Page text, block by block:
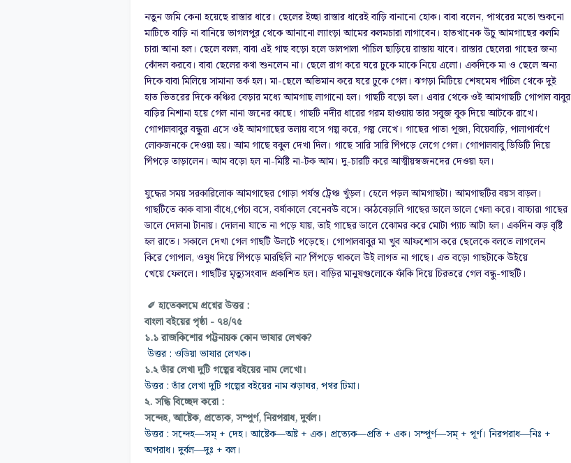
নতুন জমি কেনা হয়েছে রাস্তার ধারে। ছেলের ইচ্ছা রাস্তার ধারেই বাড়ি বানানো হোক। বাবা বলেন, পাথরেরমতো শুকনো
মাটিতে বাড়ি না বানিয়ে ভাগলপুর থেকে আনানো ল্যাংড়া আমের কলমচারা লাগাবেন। হাতখানেকউঁচু আমগাছের কলমি
চারা আনা হল। ছেলে বলল, বাবা এই গাছ বড়ো হলে ডালপালা পাঁচিল ছাড়িয়ে রাস্তায় যাবে।রাস্তার ছেলেরা গাছের জন্য
কোঁদল করবে। বাবা ছেলের কথা শুনলেন না। ছেলে রাগ করে ঘরে ঢুকে মাকে নিয়েএলো। একদিকে মা ও ছেলে অন্য
দিকে বাবা মিলিয়ে সামান্য তর্ক হল। মা-ছেলে অভিমান করে ঘরে ঢুকে গেল।ঝগড়া মিটিয়ে শেষমেষ পাঁচিল থেকে দুই
হাত ভিতরের দিকে কঞ্চির বেড়ার মধ্যে আমগাছ লাগানো হল। গাছটি বড়ো হল। এবার থেকে ওই আমগাছটি গোপাল বাবুর
বাড়ির নিশানা হয়ে গেল নানা জনের কাছে। গাছটিনদীর ধারের গরম হাওয়ায় তার সবুজ বুক দিয়ে আটকে রাখে।
গোপালবাবুর বন্ধুরা এসে ওই আমগাছের তলায়বসে গল্প করে, গল্প লেখে। গাছের পাতা পূজা, বিয়েবাড়ি, পালাপার্বণে
লোকজনকে দেওয়া হয়। আম গাছে বকুলদেখা দিল। গাছে সারি সারি পিঁপড়ে লেগে গেল। গোপালবাবু ডিডিটি দিয়ে
পিঁপড়ে তাড়ালেন। আম বড়ো হলনা-মিষ্টি না-টক আম। দু-চারটি করে আত্মীয়স্বজনদের দেওয়া হল।
যুদ্ধের সময় সরকারিলোক আমগাছের গোড়া পর্যন্ত ট্রেঞ্চ খুঁড়ল। হেলে পড়ল আমগাছটা। আমগাছটির বয়স বাড়ল।
গাছটিতে কাক বাসা বাঁধে,পেঁচা বসে, বর্ষাকালে বেনেবউ বসে। কাঠবেড়ালি গাছের ডালে ডালে খেলা করে। বাচ্চারা গাছের
ডালে দোলনাটানায়। দোলনা যাতে না পড়ে যায়, তাই গাছের ডালে ঝোেমর করে মোটা প্যাচ আটা হল। একদিন ঝড় বৃষ্টি
হল রাতে। সকালে দেখা গেল গাছটি উলটে পড়েছে। গোপালবাবুর মা খুব আফশোস করে ছেলেকে বলতে লাগলেন
কিরেগোপাল, ওষুধ দিয়ে পিঁপড়ে মারছিলি না? পিঁপড়ে থাকলে উই লাগত না গাছে। এত বড়ো গাছটাকে উইয়ে
খেয়েফেললে। গাছটির মৃত্যুসংবাদ প্রকাশিত হল। বাড়ির মানুষগুলোকে ফাঁকি দিয়ে চিরতরে গেল বন্ধু-গাছটি।
✐ হাতেকলমে প্রশ্নের উত্তর :
বাংলা বইয়ের পৃষ্ঠা - ৭৪/৭৫
১.১ রাজকিশোর পট্টনায়ক কোন ভাষার লেখক?
উত্তর : ওডিয়া ভাষার লেখক।
১.২ তাঁর লেখা দুটি গল্পের বইয়ের নাম লেখো।
উত্তর : তাঁর লেখা দুটি গল্পের বইয়ের নাম ঝড়াঘর, পথর ঢিমা।
২. সন্ধি বিচ্ছেদ করো :
সন্দেহ, আষ্টেক, প্রত্যেক, সম্পূর্ণ, নিরপরাধ, দুর্বল।
উত্তর : সন্দেহ—সম্ + দেহ। আষ্টেক—অষ্ট + এক। প্রত্যেক—প্রতি + এক। সম্পূর্ণ—সম্ + পূর্ণ।নিরপরাধ—নিঃ +
অপরাধ। দুর্বল—দুঃ + বল।